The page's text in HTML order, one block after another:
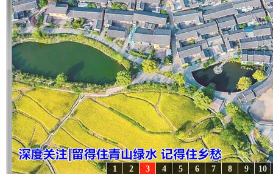
10
9
8
7
6
5
4
3
2
1